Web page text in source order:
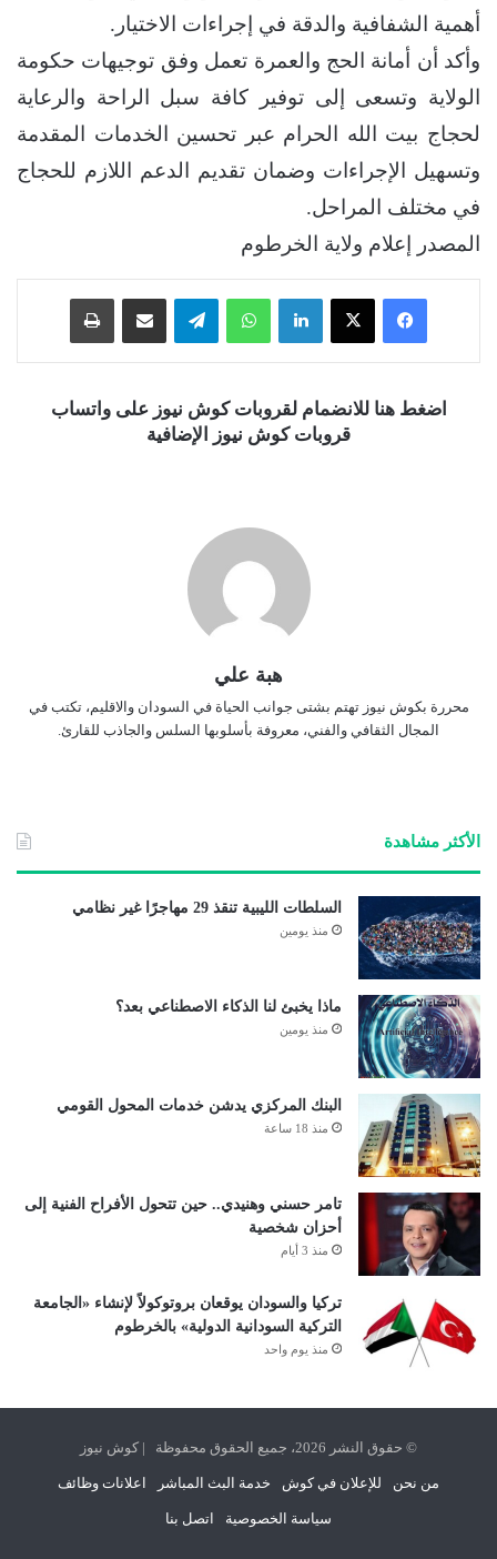
أهمية الشفافية والدقة في إجراءات الاختيار.
وأكد أن أمانة الحج والعمرة تعمل وفق توجيهات حكومة
الولاية وتسعى إلى توفير كافة سبل الراحة والرعاية
لحجاج بيت الله الحرام عبر تحسين الخدمات المقدمة
وتسهيل الإجراءات وضمان تقديم الدعم اللازم للحجاج
في مختلف المراحل.
المصدر إعلام ولاية الخرطوم
فيسبوك ‫X لينكدإن واتساب تيلقرام
اضغط هنا للانضمام لقروبات كوش نيوز على واتساب
قروبات كوش نيوز الإضافية
هبة علي
محررة بكوش نيوز تهتم بشتى جوانب الحياة في السودان والاقليم، تكتب في
المجال الثقافي والفني، معروفة بأسلوبها السلس والجاذب للقارئ.
الأكثر مشاهدة
السلطات الليبية تنقذ 29 مهاجرًا غير نظامي
منذ يومين
ماذا يخبئ لنا الذكاء الاصطناعي بعد؟
منذ يومين
البنك المركزي يدشن خدمات المحول القومي
منذ 18 ساعة
تامر حسني وهنيدي.. حين تتحول الأفراح الفنية إلى
أحزان شخصية
منذ 3 أيام
تركيا والسودان يوقعان بروتوكولاً لإنشاء «الجامعة
التركية السودانية الدولية» بالخرطوم
منذ يوم واحد
© حقوق النشر 2026، جميع الحقوق محفوظة | كوش نيوز
من نحن للإعلان في كوش خدمة البث المباشر اعلانات وظائف
سياسة الخصوصية اتصل بنا